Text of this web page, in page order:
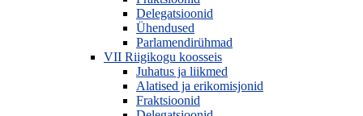
Delegatsioonid
Ühendused
Parlamendirühmad
VII Riigikogu koosseis
Juhatus ja liikmed
Alatised ja erikomisjonid
Fraktsioonid